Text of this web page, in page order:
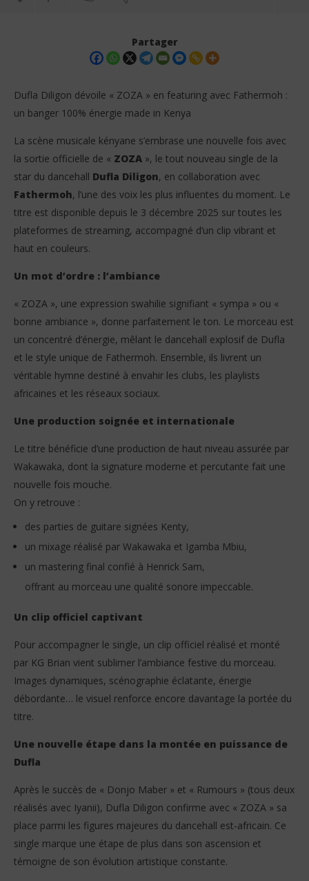
NOW VIEWING
Dufla Diligon dévoile « ZOZA » en featuring avec
Fathermoh : un banger 100% énergie made in Kenya
décembre
Partager
Dufla Diligon dévoile « ZOZA » en featuring avec Fathermoh :
un banger 100% énergie made in Kenya
La scène musicale kényane s’embrase une nouvelle fois avec
la sortie officielle de « ZOZA », le tout nouveau single de la
star du dancehall Dufla Diligon, en collaboration avec
Fathermoh, l’une des voix les plus influentes du moment. Le
titre est disponible depuis le 3 décembre 2025 sur toutes les
plateformes de streaming, accompagné d’un clip vibrant et
haut en couleurs.
Un mot d’ordre : l’ambiance
« ZOZA », une expression swahilie signifiant « sympa » ou «
bonne ambiance », donne parfaitement le ton. Le morceau est
un concentré d’énergie, mêlant le dancehall explosif de Dufla
et le style unique de Fathermoh. Ensemble, ils livrent un
véritable hymne destiné à envahir les clubs, les playlists
africaines et les réseaux sociaux.
Une production soignée et internationale
Le titre bénéficie d’une production de haut niveau assurée par
Wakawaka, dont la signature moderne et percutante fait une
nouvelle fois mouche.
On y retrouve :
des parties de guitare signées Kenty,
un mixage réalisé par Wakawaka et Igamba Mbiu,
un mastering final confié à Henrick Sam,
offrant au morceau une qualité sonore impeccable.
Un clip officiel captivant
Pour accompagner le single, un clip officiel réalisé et monté
par KG Brian vient sublimer l’ambiance festive du morceau.
Images dynamiques, scénographie éclatante, énergie
débordante… le visuel renforce encore davantage la portée du
titre.
Une nouvelle étape dans la montée en puissance de
Dufla
Après le succès de « Donjo Maber » et « Rumours » (tous deux
réalisés avec Iyanii), Dufla Diligon confirme avec « ZOZA » sa
place parmi les figures majeures du dancehall est-africain. Ce
single marque une étape de plus dans son ascension et
témoigne de son évolution artistique constante.